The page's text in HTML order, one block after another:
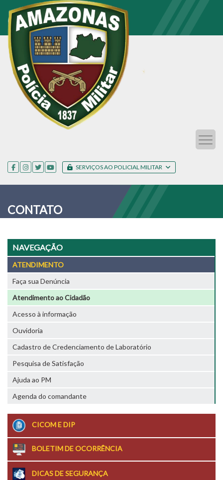
SERVIÇOS AO POLICIAL MILITAR
CONTATO
NAVEGAÇÃO
ATENDIMENTO
Faça sua Denúncia
Atendimento ao Cidadão
Acesso à informação
Ouvidoria
Cadastro de Credenciamento de Laboratório
Pesquisa de Satisfação
Ajuda ao PM
Agenda do comandante
CICOM E DIP
BOLETIM DE OCORRÊNCIA
DICAS DE SEGURANÇA